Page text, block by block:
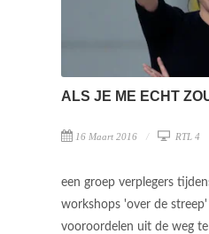
ALS JE ME ECHT
16 Maart 2016 RTL 4
een groep verplegers
workshops 'over de streep'
vooroordelen uit de weg te